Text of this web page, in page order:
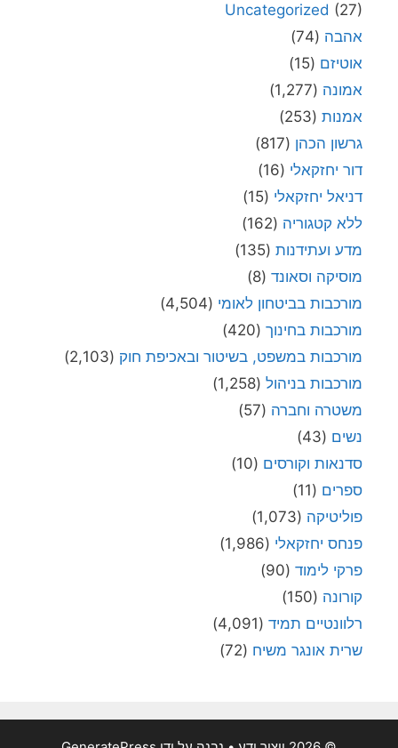
Uncategorized (27)
אהבה (74)
אוטיזם (15)
אמונה (1,277)
אמנות (253)
גרשון הכהן (817)
דור יחזקאלי (16)
דניאל יחזקאלי (15)
ללא קטגוריה (162)
מדע ועתידנות (135)
מוסיקה וסאונד (8)
מורכבות בביטחון לאומי (4,504)
מורכבות בחינוך (420)
מורכבות במשפט, בשיטור ובאכיפת חוק (2,103)
מורכבות בניהול (1,258)
משטרה וחברה (57)
נשים (43)
סדנאות וקורסים (10)
ספרים (11)
פוליטיקה (1,073)
פנחס יחזקאלי (1,986)
פרקי לימוד (90)
קורונה (150)
רלוונטיים תמיד (4,091)
שרית אונגר משיח (72)